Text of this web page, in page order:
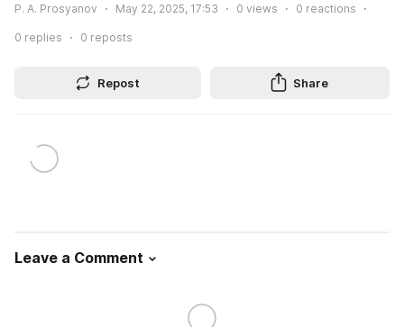
P. A. Prosyanov May 22, 2025, 17:53 0 views 0 reactions
0 replies 0 reposts
Repost Share
Leave a Comment